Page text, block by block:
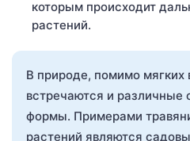
которым происходит
растений.
В природе, помимо мягких
встречаются и различные
формы. Примерами
растений являются